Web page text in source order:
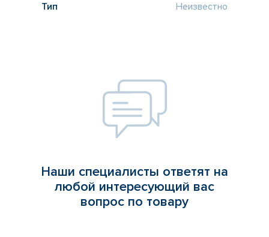
Тип
Неизвестно
Наши специалисты ответят на
любой интересующий вас
вопрос по товару